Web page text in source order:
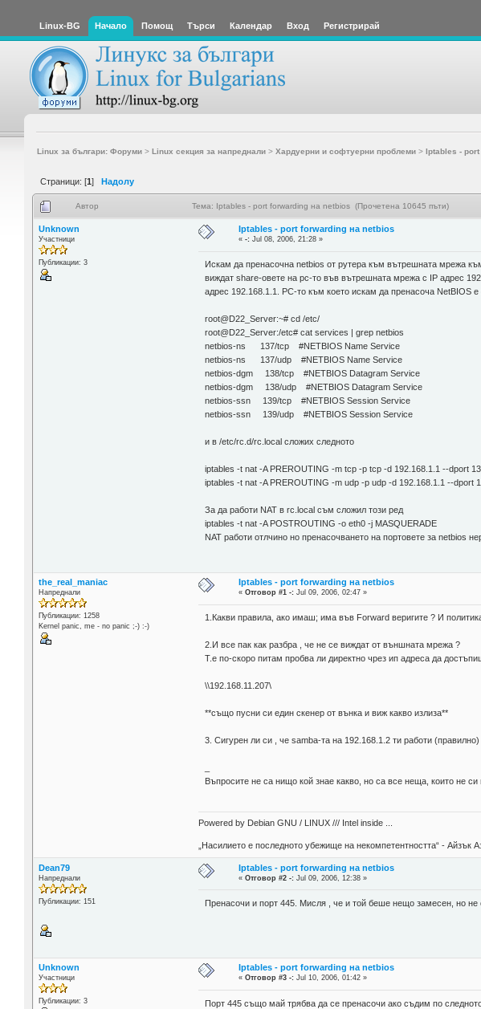
Linux-BG Начало Помощ Търси Календар Вход Регистрирай
Linux за българи: Форуми> Linux секция за напреднали> Хардуерни и софтуерни проблеми> Iptables -
Страници: [1] Надолу
Автор Тема: Iptables - port forwarding на netbios (Прочетена 10645 пъти)
Unknown
Участници
Публикации: 3
Iptables - port forwarding на netbios
«-: Jul 08, 2006, 21:28 »
Искам да пренасочна netbios от рутера към вътрешната мрежа
виждат share-овете на pc-то във вътрешната мрежа с IP адрес
адрес 192.168.1.1. PC-то към което искам да пренасоча NetBIOS
root@D22_Server:~# cd /etc/
root@D22_Server:/etc# cat services | grep netbios
netbios-ns 137/tcp #NETBIOS Name Service
netbios-ns 137/udp #NETBIOS Name Service
netbios-dgm 138/tcp #NETBIOS Datagram Service
netbios-dgm 138/udp #NETBIOS Datagram Service
netbios-ssn 139/tcp #NETBIOS Session Service
netbios-ssn 139/udp #NETBIOS Session Service
и в /etc/rc.d/rc.local сложих следното
iptables -t nat -A PREROUTING -m tcp -p tcp -d 192.168.1.1 --dport
iptables -t nat -A PREROUTING -m udp -p udp -d 192.168.1.1 --dport
За да работи NAT в rc.local съм сложил този ред
iptables -t nat -A POSTROUTING -o eth0 -j MASQUERADE
NAT работи отлчино но пренасочването на портовете за netbios
the_real_maniac
Напреднали
Публикации: 1258
Kernel panic, me - no panic ;-) :-)
Iptables - port forwarding на netbios
«Отговор #1 -: Jul 09, 2006, 02:47 »
1.Какви правила, ако имаш; има във Forward веригите ? И
2.И все пак как разбра , че не се виждат от външната мрежа ?
Т.е по-скоро питам пробва ли директно чрез ип адреса да
\\192.168.11.207\
**също пусни си един скенер от вънка и виж какво излиза**
3. Сигурен ли си , че samba-та на 192.168.1.2 ти работи (правилно)
Въпросите не са нищо кой знае какво, но са все неща, които не
Powered by Debian GNU / LINUX /// Intel inside ...
„Насилието е последното убежище на некомпетентността“ - Айзък
Dean79
Напреднали
Публикации: 151
Iptables - port forwarding на netbios
«Отговор #2 -: Jul 09, 2006, 12:38 »
Пренасочи и порт 445. Мисля , че и той беше нещо замесен, но не
Unknown
Участници
Публикации: 3
Iptables - port forwarding на netbios
«Отговор #3 -: Jul 10, 2006, 01:42 »
Порт 445 също май трябва да се пренасочи ако съдим по